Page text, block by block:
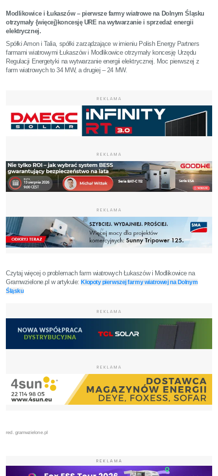
Modlikowice i Łukaszów – pierwsze farmy wiatrowe na Dolnym Śląsku
otrzymały {więcej}koncesję URE na wytwarzanie i sprzedaż energii
elektrycznej.
Spółki Amon i Talia, spółki zarządzające w imieniu Polish Energy Partners
farmami wiatrowymi Łukaszów i Modlikowice otrzymały koncesję Urzędu
Regulacji Energetyki na wytwarzanie energii elektrycznej. Moc pierwszej z
farm wiatrowych to 34 MW, a drugiej – 24 MW.
REKLAMA
REKLAMA
REKLAMA
Czytaj więcej o problemach farm wiatrowych Łukaszów i Modlikowice na
Gramwzielone.pl w artykule:Kłopoty pierwszej farmy wiatrowej na Dolnym
Śląsku
REKLAMA
REKLAMA
red. gramwzielone.pl
REKLAMA